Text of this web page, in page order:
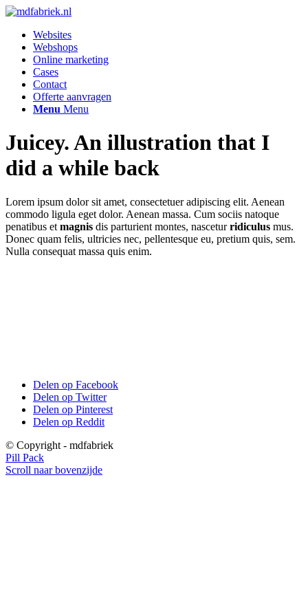
Websites
Webshops
Online marketing
Cases
Contact
Offerte aanvragen
Menu Menu
Juicey. An illustration that I
did a while back
Lorem ipsum dolor sit amet, consectetuer adipiscing elit. Aenean
commodo ligula eget dolor. Aenean massa. Cum sociis natoque
penatibus et magnis dis parturient montes, nasceturridiculus mus.
Donec quam felis, ultricies nec, pellentesque eu, pretium quis, sem.
Nulla consequat massa quis enim.
Delen op Facebook
Delen op Twitter
Delen op Pinterest
Delen op Reddit
© Copyright - mdfabriek
Pill Pack
Scroll naar bovenzijde